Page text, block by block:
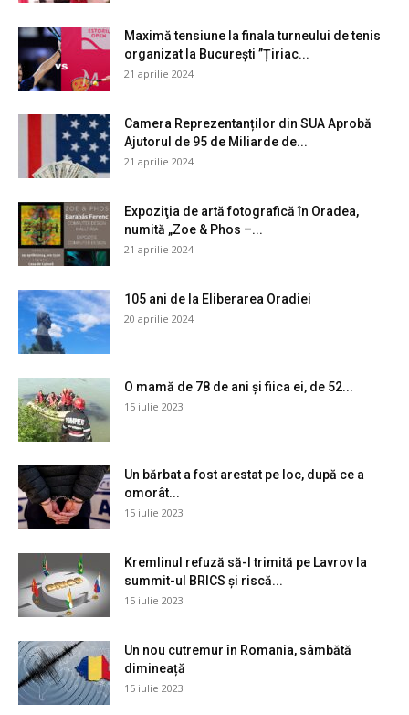
Maximă tensiune la finala turneului de tenis
organizat la București ”Țiriac...
21 aprilie 2024
Camera Reprezentanților din SUA Aprobă
Ajutorul de 95 de Miliarde de...
21 aprilie 2024
Expoziţia de artă fotografică în Oradea,
numită „Zoe & Phos –...
21 aprilie 2024
105 ani de la Eliberarea Oradiei
20 aprilie 2024
O mamă de 78 de ani și fiica ei, de 52...
15 iulie 2023
Un bărbat a fost arestat pe loc, după ce a
omorât...
15 iulie 2023
Kremlinul refuză să-l trimită pe Lavrov la
summit-ul BRICS și riscă...
15 iulie 2023
Un nou cutremur în Romania, sâmbătă
dimineață
15 iulie 2023